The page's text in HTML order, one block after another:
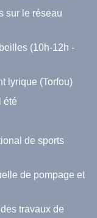
sur le réseau
(10h-12h -
lyrique (Torfou)
été
de sports
de pompage et
travaux de